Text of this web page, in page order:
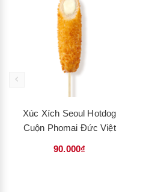
Xúc Xích Seoul Hotdog
Cuộn Phomai Đức Việt
90.000₫